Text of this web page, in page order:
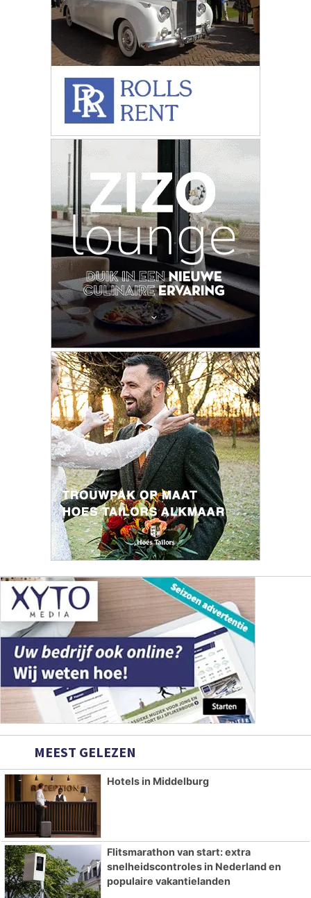
MEEST GELEZEN
Hotels in Middelburg
Flitsmarathon van start: extra
snelheidscontroles in Nederland en
populaire vakantielanden